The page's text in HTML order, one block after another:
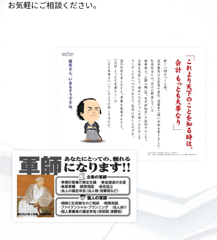
お気軽にご相談ください。